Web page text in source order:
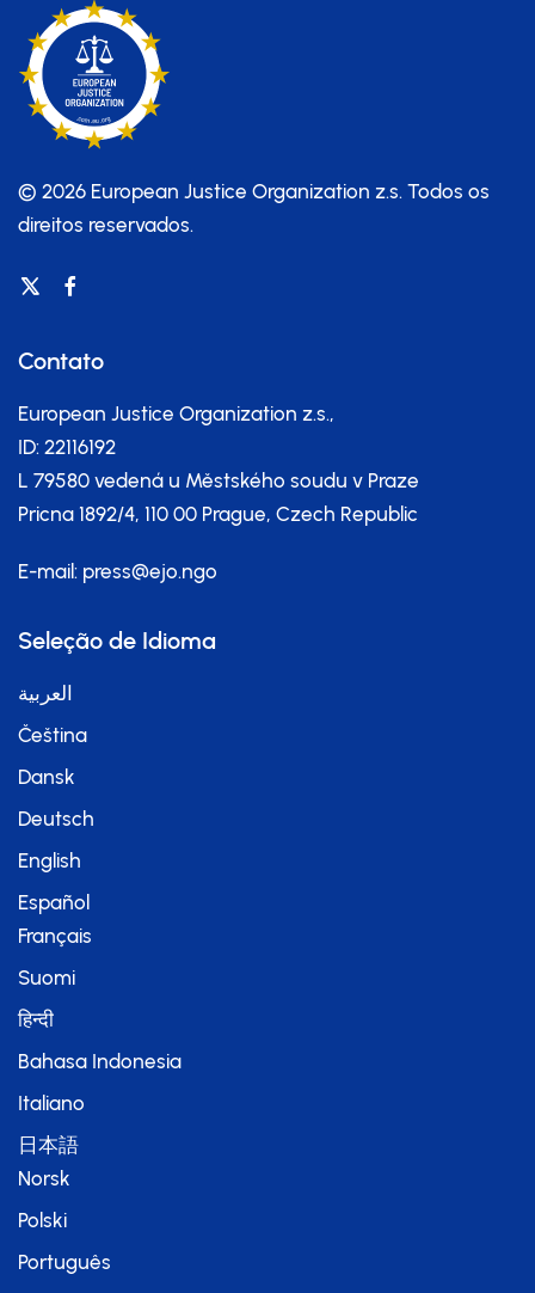
© 2026 European Justice Organization z.s. Todos os
direitos reservados.
Contato
European Justice Organization z.s.,
ID: 22116192
L 79580 vedená u Městského soudu v Praze
Pricna 1892/4, 110 00 Prague, Czech Republic
E-mail: press@ejo.ngo
Seleção de Idioma
العربية
Čeština
Dansk
Deutsch
English
Español
Français
Suomi
हिन्दी
Bahasa Indonesia
Italiano
日本語
Norsk
Polski
Português